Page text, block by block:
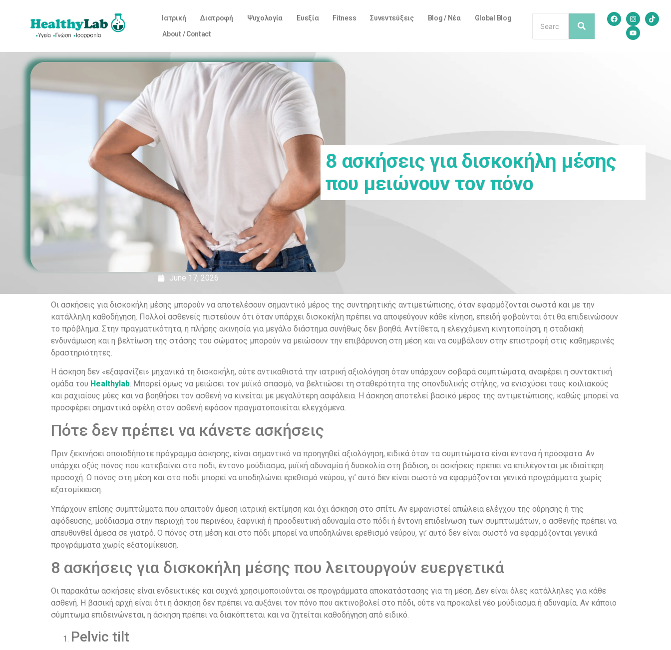
Ιατρική Διατροφή Ψυχολογία Ευεξία Fitness Συνεντεύξεις Blog / Νέα
Global Blog
About / Contact
June 17, 2026
8 ασκήσεις για δισκοκήλη μέσης
που μειώνουν τον πόνο
Οι ασκήσεις για δισκοκήλη μέσης μπορούν να αποτελέσουν σημαντικό μέρος της συντηρητικής αντιμετώπισης, όταν εφαρμόζονται σωστά και με την
κατάλληλη καθοδήγηση. Πολλοί ασθενείς πιστεύουν ότι όταν υπάρχει δισκοκήλη πρέπει να αποφεύγουν κάθε κίνηση, επειδή φοβούνται ότι θα επιδεινώσουν
το πρόβλημα. Στην πραγματικότητα, η πλήρης ακινησία για μεγάλο διάστημα συνήθως δεν βοηθά. Αντίθετα, η ελεγχόμενη κινητοποίηση, η σταδιακή
ενδυνάμωση και η βελτίωση της στάσης του σώματος μπορούν να μειώσουν την επιβάρυνση στη μέση και να συμβάλουν στην επιστροφή στις καθημερινές
δραστηριότητες.
Η άσκηση δεν «εξαφανίζει» μηχανικά τη δισκοκήλη, ούτε αντικαθιστά την ιατρική αξιολόγηση όταν υπάρχουν σοβαρά συμπτώματα, αναφέρει η συντακτική
ομάδα του Healthylab. Μπορεί όμως να μειώσει τον μυϊκό σπασμό, να βελτιώσει τη σταθερότητα της σπονδυλικής στήλης, να ενισχύσει τους κοιλιακούς
και ραχιαίους μύες και να βοηθήσει τον ασθενή να κινείται με μεγαλύτερη ασφάλεια. Η άσκηση αποτελεί βασικό μέρος της αντιμετώπισης, καθώς μπορεί να
προσφέρει σημαντικά οφέλη στον ασθενή εφόσον πραγματοποιείται ελεγχόμενα.
Πότε δεν πρέπει να κάνετε ασκήσεις
Πριν ξεκινήσει οποιοδήποτε πρόγραμμα άσκησης, είναι σημαντικό να προηγηθεί αξιολόγηση, ειδικά όταν τα συμπτώματα είναι έντονα ή πρόσφατα. Αν
υπάρχει οξύς πόνος που κατεβαίνει στο πόδι, έντονο μούδιασμα, μυϊκή αδυναμία ή δυσκολία στη βάδιση, οι ασκήσεις πρέπει να επιλέγονται με ιδιαίτερη
προσοχή. Ο πόνος στη μέση και στο πόδι μπορεί να υποδηλώνει ερεθισμό νεύρου, γι’ αυτό δεν είναι σωστό να εφαρμόζονται γενικά προγράμματα χωρίς
εξατομίκευση.
Υπάρχουν επίσης συμπτώματα που απαιτούν άμεση ιατρική εκτίμηση και όχι άσκηση στο σπίτι. Αν εμφανιστεί απώλεια ελέγχου της ούρησης ή της
αφόδευσης, μούδιασμα στην περιοχή του περινέου, ξαφνική ή προοδευτική αδυναμία στο πόδι ή έντονη επιδείνωση των συμπτωμάτων, ο ασθενής πρέπει να
απευθυνθεί άμεσα σε γιατρό. Ο πόνος στη μέση και στο πόδι μπορεί να υποδηλώνει ερεθισμό νεύρου, γι’ αυτό δεν είναι σωστό να εφαρμόζονται γενικά
προγράμματα χωρίς εξατομίκευση.
8 ασκήσεις για δισκοκήλη μέσης που λειτουργούν ευεργετικά
Οι παρακάτω ασκήσεις είναι ενδεικτικές και συχνά χρησιμοποιούνται σε προγράμματα αποκατάστασης για τη μέση. Δεν είναι όλες κατάλληλες για κάθε
ασθενή. Η βασική αρχή είναι ότι η άσκηση δεν πρέπει να αυξάνει τον πόνο που ακτινοβολεί στο πόδι, ούτε να προκαλεί νέο μούδιασμα ή αδυναμία. Αν κάποιο
σύμπτωμα επιδεινώνεται, η άσκηση πρέπει να διακόπτεται και να ζητείται καθοδήγηση από ειδικό.
Pelvic tilt